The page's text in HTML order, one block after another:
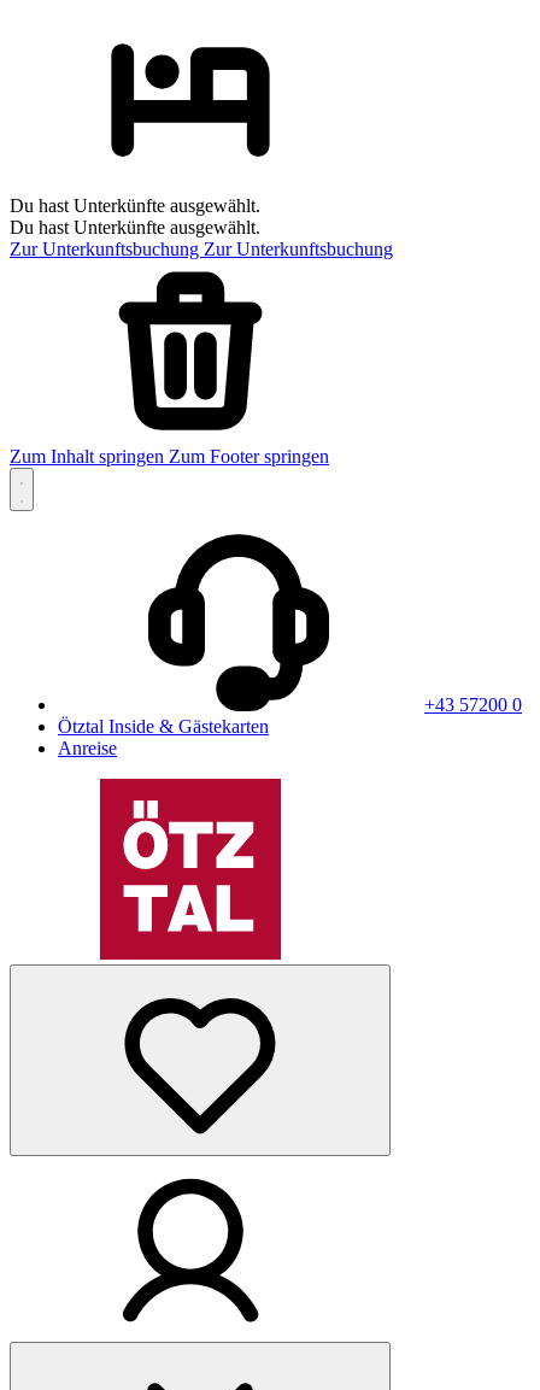
Du hast Unterkünfte ausgewählt.
Du hast Unterkünfte ausgewählt.
Zur Unterkunftsbuchung Zur Unterkunftsbuchung
Zum Inhalt springen Zum Footer springen
+43 57200 0
Ötztal Inside & Gästekarten
Anreise